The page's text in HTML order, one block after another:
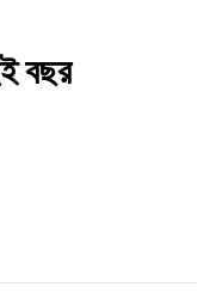
বছর